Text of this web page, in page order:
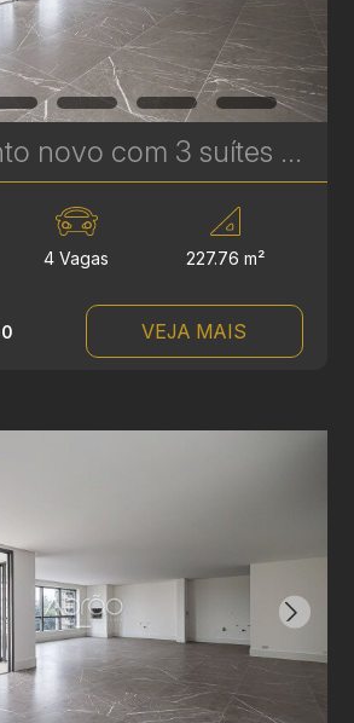
Apartamento novo com 3 suítes à venda no Ecoville em Curitiba - Signature - Plaenge | Ref. 1754
4 Vagas 227.76 m²
VEJA MAIS